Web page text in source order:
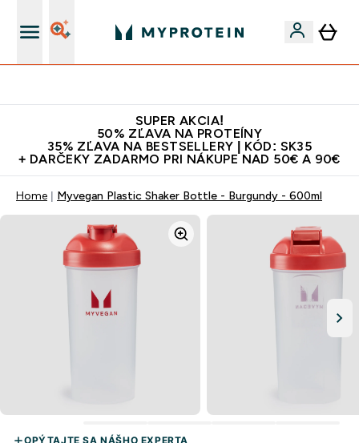
SUPER AKCIA!
50% ZĽAVA NA PROTEÍNY
35% ZĽAVA NA BESTSELLERY | KÓD: SK35
+ DARČEKY ZADARMO PRI NÁKUPE NAD 50€ A 90€
Home Myvegan Plastic Shaker Bottle - Burgundy - 600ml